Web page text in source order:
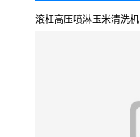
滚杠高压喷淋玉米清洗机